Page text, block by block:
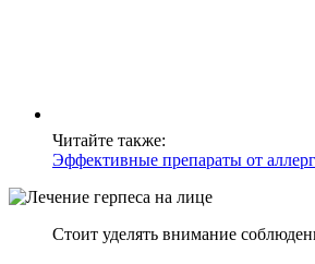
Читайте также:
Эффективные препараты от
Стоит уделять внимание